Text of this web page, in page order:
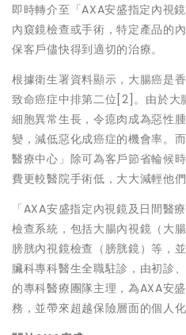
即時轉介至「AXA安盛指定內視
內窺鏡檢查或手術，特定產品的
保客戶儘快得到適切的治療。
根據衛生署資料顯示，大腸癌是
致命癌症中排第二位 [2] 。由於大
細胞異常生長，令瘜肉成為惡性
變，減低惡化成癌症的機會率。
醫療中心」除可為客戶節省輪候
費更較醫院手術低，大大減輕他們
「AXA安盛指定內視鏡及日間醫
檢查系統，包括大腸內視鏡（大
膀胱內視鏡檢查（膀胱鏡）等，
臟科專科醫生全職駐診，由初診
的專科醫療團隊主理，為AXA安
務，並帶來超越保險層面的個人化